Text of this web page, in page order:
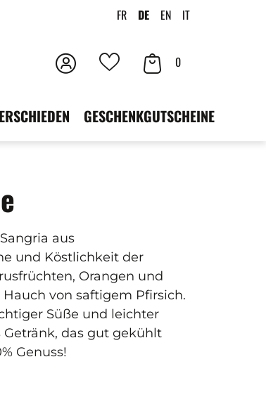
FR DE EN IT
GESCHENKGUTSCHEINE
Anmeldung
Favoriten
Ihr
0
aus
und Köstlichkeit der
Orangen und
von saftigem Pfirsich.
Süße und leichter
das gut gekühlt
Genuss!